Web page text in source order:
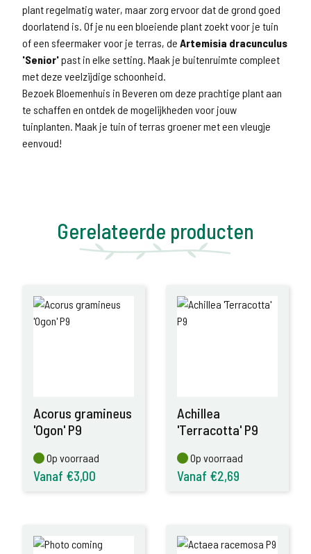
plant regelmatig water, maar zorg ervoor dat de grond goed
doorlatend is. Of je nu een bloeiende plant zoekt voor je tuin
of een sfeermaker voor je terras, de Artemisia dracunculus
'Senior'past in elke setting. Maak je buitenruimte compleet
met deze veelzijdige schoonheid.
Bezoek Bloemenhuis in Beveren om deze prachtige plant aan
te schaffen en ontdek de mogelijkheden voor jouw
tuinplanten. Maak je tuin of terras groener met een vleugje
eenvoud!
Gerelateerde producten
Acorus gramineus
'Ogon' P9
Op voorraad
Op voorraad
Vanaf €3,00
Achillea
'Terracotta' P9
Op voorraad
Op voorraad
Vanaf €2,69